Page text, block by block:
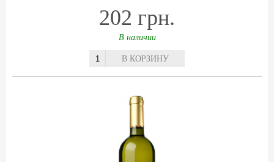
202 грн.
В наличии
В КОРЗИНУ